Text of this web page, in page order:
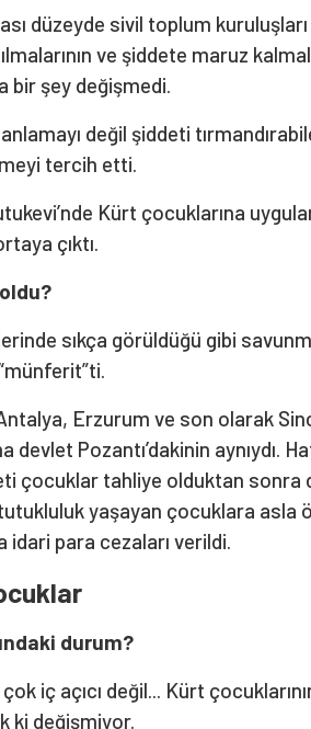
düzeyde sivil toplum
ve şiddete maruz
bir şey değişmedi.
değil şiddeti
tercih etti.
Kürt çocuklarına
çıktı.
sıkça görüldüğü gibi
Erzurum ve son olarak
devlet Pozantı’dakinin aynıydı.
çocuklar tahliye olduktan
tutukluluk yaşayan çocuklara asla
para cezaları verildi.
durum?
iç açıcı değil... Kürt
ki değişmiyor.